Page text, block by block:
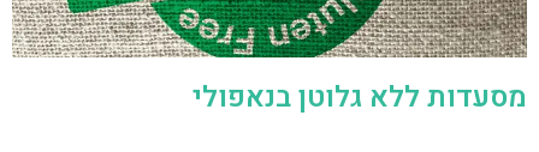
מסעדות ללא גלוטן בנאפולי